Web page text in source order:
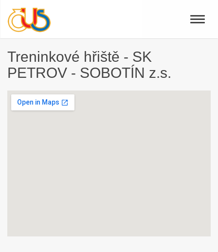
Toggle
Treninkové hřiště - SK
PETROV - SOBOTÍN z.s.